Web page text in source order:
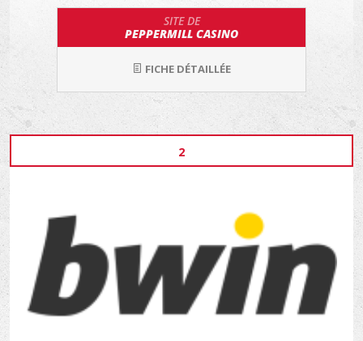
SITE DE
PEPPERMILL CASINO
FICHE DÉTAILLÉE
2